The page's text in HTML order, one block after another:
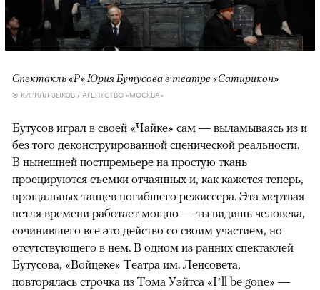
Спектакль «Р» Юрия Бутусова в театре «Сатирикон»
© КИРИЛЛ ЗЫКОВ / АГЕНТСТВО «МОСКВА»
Бутусов играл в своей «Чайке» сам — выламываясь из и
без того деконструированной сценической реальности.
В нынешней постпремьере на простую ткань
проецируются съемки отчаянных и, как кажется теперь,
прощальных танцев погибшего режиссера. Эта мертвая
петля времени работает мощно — ты видишь человека,
сочинившего все это действо со своим участием, но
отсутствующего в нем. В одном из ранних спектаклей
Бутусова, «Войцеке» Театра им. Ленсовета,
повторялась строчка из Тома Уэйтса «I’ll be gone» —